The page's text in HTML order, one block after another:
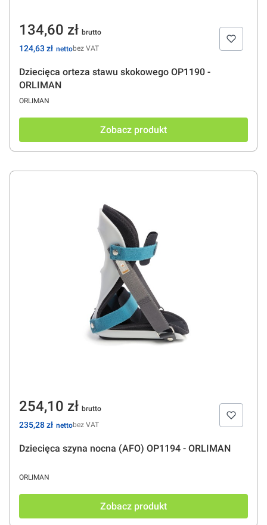
Dziecięca orteza stawu skokowego OP1190 -
ORLIMAN
PRODUCENT
ORLIMAN
Cena
134,60 zł
Cena
124,63 zł bez VAT
Zobacz produkt
Dziecięca szyna nocna (AFO) OP1194 - ORLIMAN
PRODUCENT
ORLIMAN
Cena
254,10 zł
Cena
235,28 zł bez VAT
Zobacz produkt